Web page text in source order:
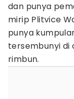
dan punya
mirip Plitvice
punya
tersembunyi di
rimbun.